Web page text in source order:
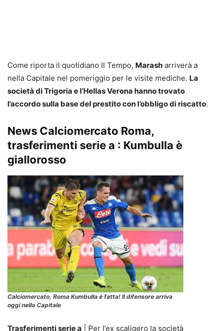
Come riporta il quotidiano Il Tempo, Marash arriverà a
nella Capitale nel pomeriggio per le visite mediche. La
società di Trigoria e l’Hellas Verona hanno trovato
l’accordo sulla base del prestito con l’obbligo di riscatto.
News Calciomercato Roma,
trasferimenti serie a : Kumbulla è
giallorosso
Calciomercato, Roma Kumbulla è fatta! Il difensore arriva
oggi nella Capitale
Trasferimenti serie a | Per l’ex scaligero la società